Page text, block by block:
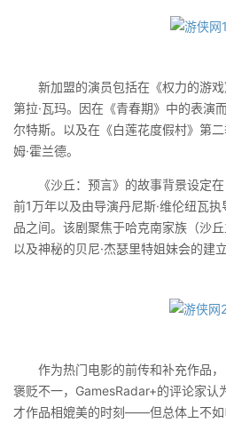
新加盟的演员包括在《权力的游戏
第拉·瓦玛。因在《青春期》中的表演
尔特斯。以及在《白莲花度假村》第
姆·霍兰德。
《沙丘：预言》的故事背景设定在
前1万年以及由导演丹尼斯·维伦纽瓦
品之间。该剧聚焦于哈克南家族（沙丘
以及神秘的贝尼·杰瑟里特姐妹会的建立
作为热门电影的前传和补充作品，
褒贬不一，GamesRadar+的评论家认
才作品相媲美的时刻——但总体上不如